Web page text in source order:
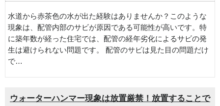
水道から赤茶色の水が出た経験はありませんか？このような
現象は、配管内部のサビが原因である可能性が高いです。特
に築年数が経った住宅では、配管の経年劣化によるサビの発
生は避けられない問題です。 配管のサビは見た目の問題だけ
で…
ウォーターハンマー現象は放置厳禁！放置することで